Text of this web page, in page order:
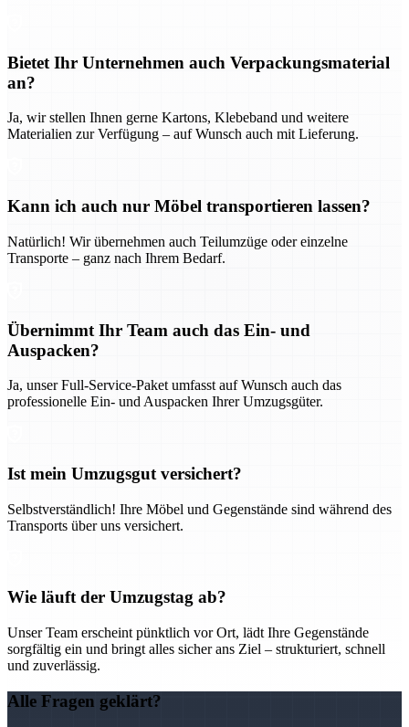
Bietet Ihr Unternehmen auch Verpackungsmaterial
an?
Ja, wir stellen Ihnen gerne Kartons, Klebeband und weitere
Materialien zur Verfügung – auf Wunsch auch mit Lieferung.
Kann ich auch nur Möbel transportieren lassen?
Natürlich! Wir übernehmen auch Teilumzüge oder einzelne
Transporte – ganz nach Ihrem Bedarf.
Übernimmt Ihr Team auch das Ein- und
Auspacken?
Ja, unser Full-Service-Paket umfasst auf Wunsch auch das
professionelle Ein- und Auspacken Ihrer Umzugsgüter.
Ist mein Umzugsgut versichert?
Selbstverständlich! Ihre Möbel und Gegenstände sind während des
Transports über uns versichert.
Wie läuft der Umzugstag ab?
Unser Team erscheint pünktlich vor Ort, lädt Ihre Gegenstände
sorgfältig ein und bringt alles sicher ans Ziel – strukturiert, schnell
und zuverlässig.
Alle Fragen geklärt?